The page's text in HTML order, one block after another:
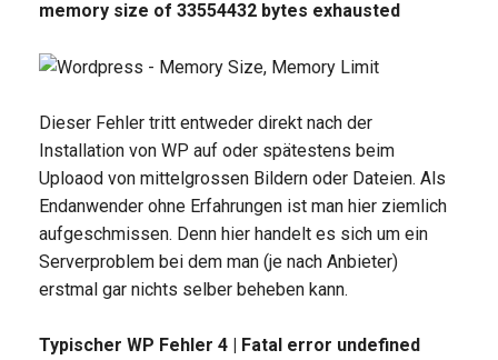
memory size of 33554432 bytes exhausted
Dieser Fehler tritt entweder direkt nach der
Installation von WP auf oder spätestens beim
Uploaod von mittelgrossen Bildern oder Dateien. Als
Endanwender ohne Erfahrungen ist man hier ziemlich
aufgeschmissen. Denn hier handelt es sich um ein
Serverproblem bei dem man (je nach Anbieter)
erstmal gar nichts selber beheben kann.
Typischer WP Fehler 4 | Fatal error undefined